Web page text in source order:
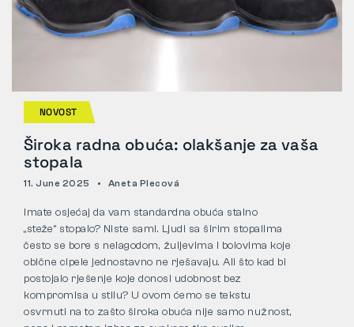
NOVOST
Široka radna obuća: olakšanje za vaša
stopala
11. June 2025 Aneta Plecová
Imate osjećaj da vam standardna obuća stalno
„steže” stopalo? Niste sami. Ljudi sa širim stopalima
često se bore s nelagodom, žuljevima i bolovima koje
obične cipele jednostavno ne rješavaju. Ali što kad bi
postojalo rješenje koje donosi udobnost bez
kompromisa u stilu? U ovom ćemo se tekstu
osvrnuti na to zašto široka obuća nije samo nužnost,